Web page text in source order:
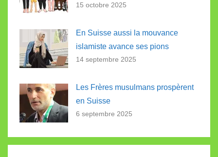
15 octobre 2025
En Suisse aussi la mouvance
islamiste avance ses pions
14 septembre 2025
Les Frères musulmans prospèrent
en Suisse
6 septembre 2025